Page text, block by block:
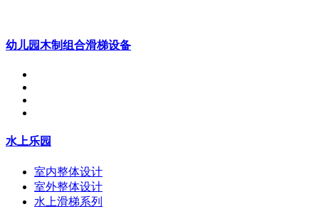
幼儿园木制组合滑梯设备
水上乐园
室内整体设计
室外整体设计
水上滑梯系列